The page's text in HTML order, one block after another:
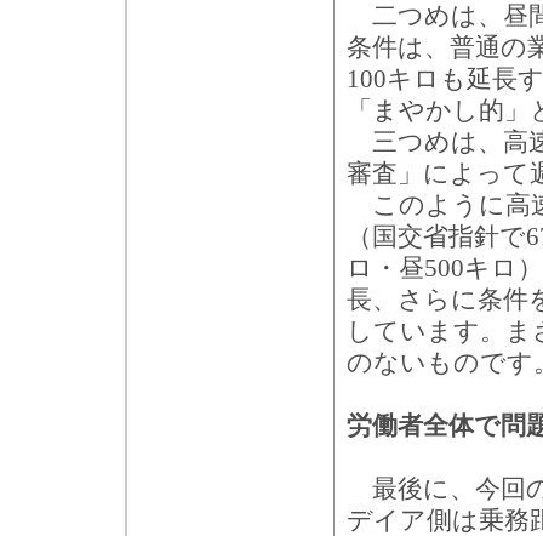
二つめは、昼
条件は、普通の
100キロも延長
「まやかし的
三つめは、高
審査」によって
このように高
（国交省指針
ロ・昼500キロ
長、さらに条件
しています。
のないものです
労働者全体で問
最後に、今回
デイア側は乗務